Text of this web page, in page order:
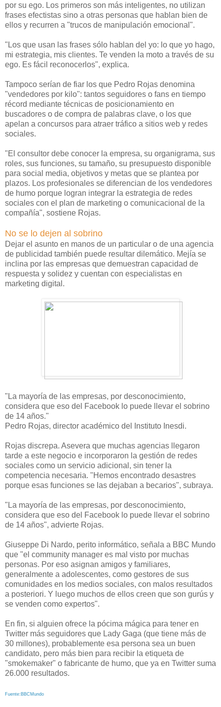
por su ego. Los primeros son más inteligentes, no utilizan
frases efectistas sino a otras personas que hablan bien de
ellos y recurren a "trucos de manipulación emocional".
"Los que usan las frases sólo hablan del yo: lo que yo hago,
mi estrategia, mis clientes. Te venden la moto a través de su
ego. Es fácil reconocerlos", explica.
Tampoco serían de fiar los que Pedro Rojas denomina
"vendedores por kilo": tantos seguidores o fans en tiempo
récord mediante técnicas de posicionamiento en
buscadores o de compra de palabras clave, o los que
apelan a concursos para atraer tráfico a sitios web y redes
sociales.
"El consultor debe conocer la empresa, su organigrama, sus
roles, sus funciones, su tamaño, su presupuesto disponible
para social media, objetivos y metas que se plantea por
plazos. Los profesionales se diferencian de los vendedores
de humo porque logran integrar la estrategia de redes
sociales con el plan de marketing o comunicacional de la
compañía", sostiene Rojas.
No se lo dejen al sobrino
Dejar el asunto en manos de un particular o de una agencia
de publicidad también puede resultar dilemático. Mejía se
inclina por las empresas que demuestran capacidad de
respuesta y solidez y cuentan con especialistas en
marketing digital.
"La mayoría de las empresas, por desconocimiento,
considera que eso del Facebook lo puede llevar el sobrino
de 14 años."
Pedro Rojas, director académico del Instituto Inesdi.
Rojas discrepa. Asevera que muchas agencias llegaron
tarde a este negocio e incorporaron la gestión de redes
sociales como un servicio adicional, sin tener la
competencia necesaria. "Hemos encontrado desastres
porque esas funciones se las dejaban a becarios", subraya.
"La mayoría de las empresas, por desconocimiento,
considera que eso del Facebook lo puede llevar el sobrino
de 14 años", advierte Rojas.
Giuseppe Di Nardo, perito informático, señala a BBC Mundo
que "el community manager es mal visto por muchas
personas. Por eso asignan amigos y familiares,
generalmente a adolescentes, como gestores de sus
comunidades en los medios sociales, con malos resultados
a posteriori. Y luego muchos de ellos creen que son gurús y
se venden como expertos".
En fin, si alguien ofrece la pócima mágica para tener en
Twitter más seguidores que Lady Gaga (que tiene más de
30 millones), probablemente esa persona sea un buen
candidato, pero más bien para recibir la etiqueta de
"smokemaker" o fabricante de humo, que ya en Twitter suma
26.000 resultados.
Fuente:BBCMundo